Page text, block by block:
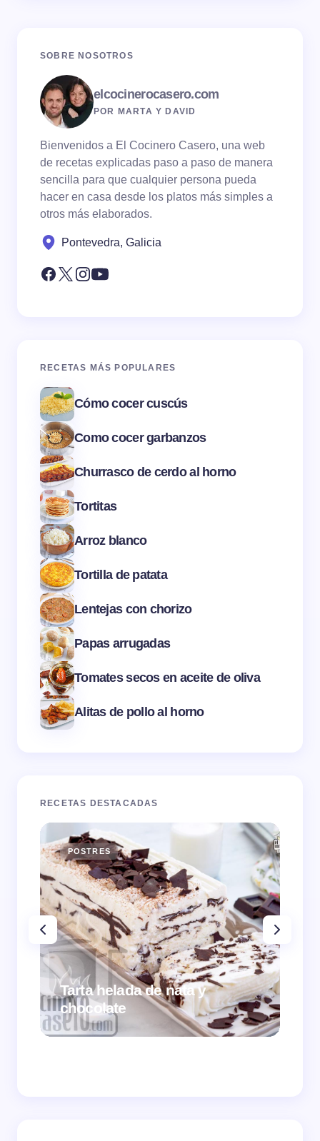
SOBRE NOSOTROS
elcocinerocasero.com
POR MARTA Y DAVID
Bienvenidos a El Cocinero Casero, una web
de recetas explicadas paso a paso de manera
sencilla para que cualquier persona pueda
hacer en casa desde los platos más simples a
otros más elaborados.
Pontevedra, Galicia
RECETAS MÁS POPULARES
Cómo cocer cuscús
Como cocer garbanzos
Churrasco de cerdo al horno
Tortitas
Arroz blanco
Tortilla de patata
Lentejas con chorizo
Papas arrugadas
Tomates secos en aceite de oliva
Alitas de pollo al horno
RECETAS DESTACADAS
POSTRES
Tarta helada de nata y
chocolate